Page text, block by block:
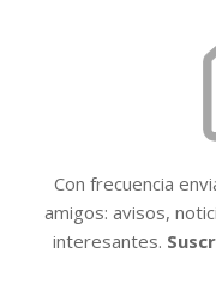
Con frecuencia
amigos: avisos,
interesantes.